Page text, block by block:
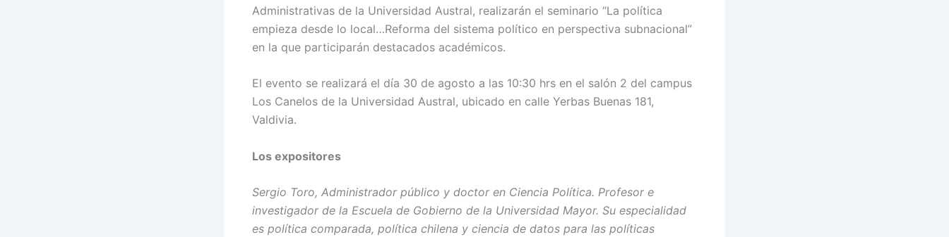
Administrativas de la Universidad Austral, realizarán el seminario “La política
empieza desde lo local…Reforma del sistema político en perspectiva subnacional”
en la que participarán destacados académicos.
El evento se realizará el día 30 de agosto a las 10:30 hrs en el salón 2 del campus
Los Canelos de la Universidad Austral, ubicado en calle Yerbas Buenas 181,
Valdivia.
Los expositores
Sergio Toro, Administrador público y doctor en Ciencia Política. Profesor e
investigador de la Escuela de Gobierno de la Universidad Mayor. Su especialidad
es política comparada, política chilena y ciencia de datos para las políticas